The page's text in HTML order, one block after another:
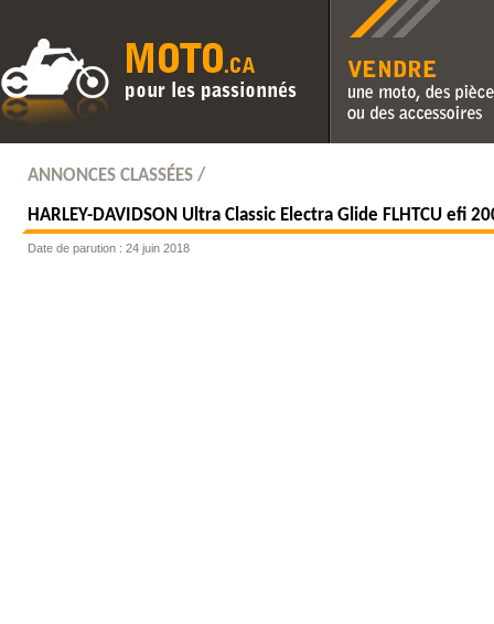
Vendre une moto, des
des accessoires
ANNONCES CLASSÉES /
HARLEY-DAVIDSON Ultra Classic Electra Glide FLHTCU efi
Date de parution : 24 juin 2018